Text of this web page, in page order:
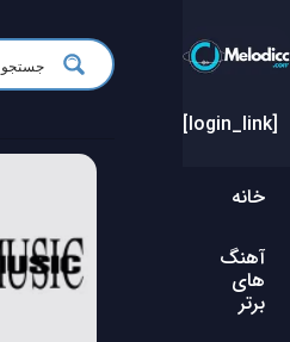
[login_link]
خانه
آهنگ
های
برتر